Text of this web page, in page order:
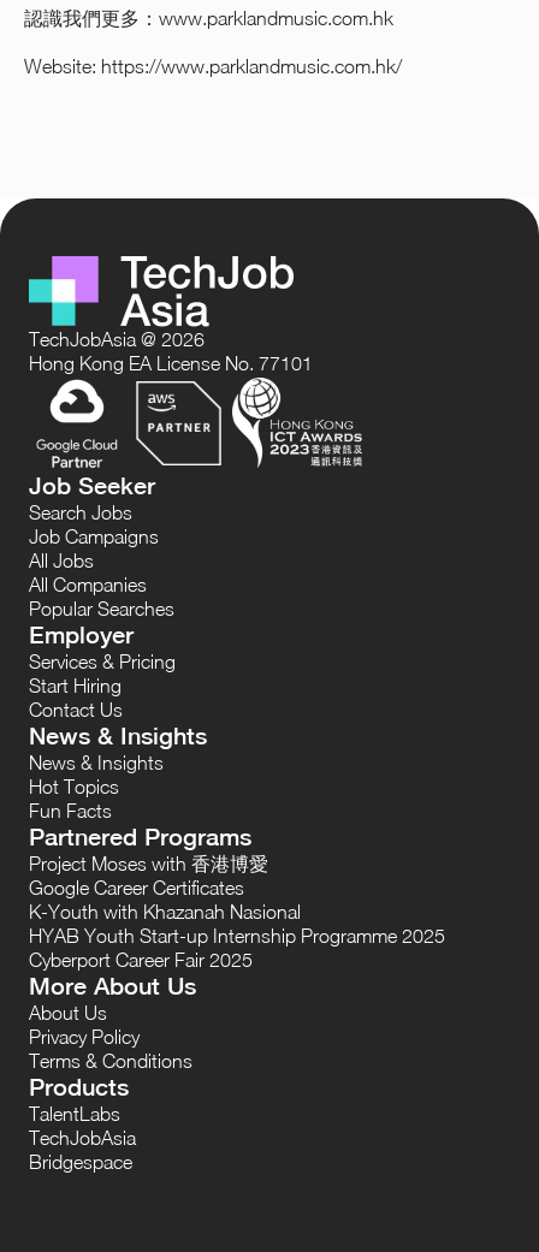
認識我們更多：www.parklandmusic.com.hk
Website: https://www.parklandmusic.com.hk/
TechJobAsia @ 2026
Hong Kong EA License No. 77101
Job Seeker
Search Jobs
Job Campaigns
All Jobs
All Companies
Popular Searches
Employer
Services & Pricing
Start Hiring
Contact Us
News & Insights
News & Insights
Hot Topics
Fun Facts
Partnered Programs
Project Moses with 香港博愛
Google Career Certificates
K-Youth with Khazanah Nasional
HYAB Youth Start-up Internship Programme 2025
Cyberport Career Fair 2025
More About Us
About Us
Privacy Policy
Terms & Conditions
Products
TalentLabs
TechJobAsia
Bridgespace